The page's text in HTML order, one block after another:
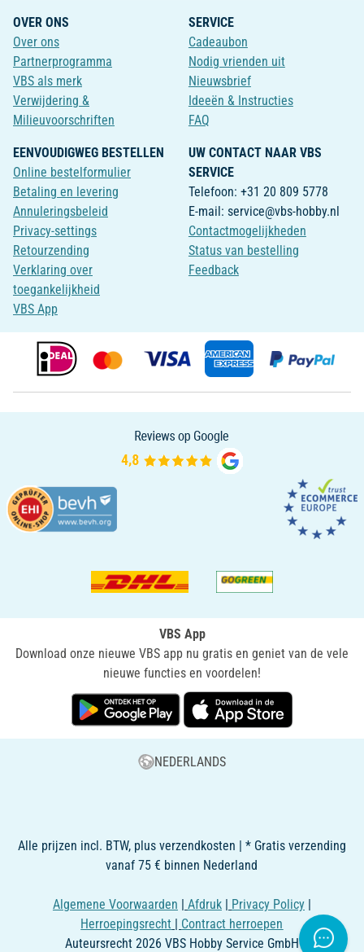
OVER ONS
Over ons
Partnerprogramma
VBS als merk
Verwijdering &
Milieuvoorschriften
SERVICE
Cadeaubon
Nodig vrienden uit
Nieuwsbrief
Ideeën & Instructies
FAQ
EENVOUDIGWEG BESTELLEN
Online bestelformulier
Betaling en levering
Annuleringsbeleid
Privacy-settings
Retourzending
Verklaring over
toegankelijkheid
VBS App
UW CONTACT NAAR VBS
SERVICE
Telefoon: +31 20 809 5778
E-mail: service@vbs-hobby.nl
Contactmogelijkheden
Status van bestelling
Feedback
VBS App
Download onze nieuwe VBS app nu gratis en geniet van de vele
nieuwe functies en voordelen!
NEDERLANDS
Alle prijzen incl. BTW, plus verzendkosten | * Gratis verzending
vanaf 75 € binnen Nederland
Algemene Voorwaarden | Afdruk | Privacy Policy |
Herroepingsrecht | Contract herroepen
Auteursrecht 2026 VBS Hobby Service GmbH